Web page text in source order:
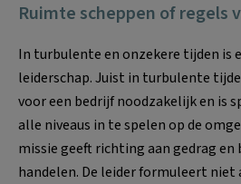
Ruimte scheppen of regels
In turbulente en onzekere tijden is
leiderschap. Juist in turbulente
voor een bedrijf noodzakelijk en is
alle niveaus in te spelen op de
missie geeft richting aan gedrag
handelen. De leider formuleert niet